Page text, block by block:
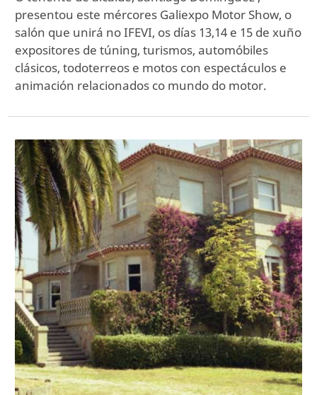
presentou este mércores Galiexpo Motor Show, o
salón que unirá no IFEVI, os días 13,14 e 15 de xuño
expositores de túning, turismos, automóbiles
clásicos, todoterreos e motos con espectáculos e
animación relacionados co mundo do motor.